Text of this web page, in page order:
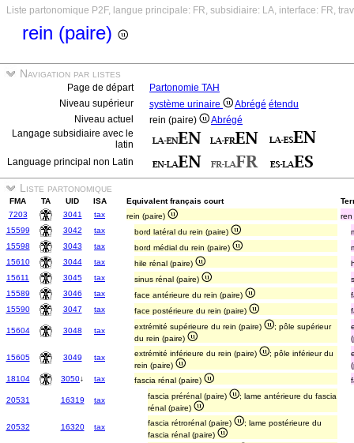
Liste partonomique P2F, langue principale: FR, subsidiaire: LA, interface: FR,
rein (paire)
Navigation par listes
Page de départ
Partonomie TAH
Niveau supérieur
système urinaire Abrégé étendu
Niveau actuel
rein (paire)
Abrégé
Langage subsidiaire avec le
latin
Language principal non Latin
Liste partonomique
FMA TA UID ISA Equivalent français court
7203
3041 tax rein (paire)
15599
3042 tax bord latéral du rein (paire)
15598
3043 tax bord médial du rein (paire)
15610
3044 tax hile rénal (paire)
15611
3045 tax sinus rénal (paire)
15589
3046 tax face antérieure du rein (paire)
15590
3047 tax face postérieure du rein (paire)
15604 3048 tax extrémité supérieure du rein (paire)
; pôle supérieur
du rein (paire)
15605 3049 tax extrémité inférieure du rein (paire)
; pôle inférieur du
rein (paire)
18104
3050↓ tax fascia rénal (paire)
20531 16319 tax fascia prérénal (paire)
; lame antérieure du fascia
rénal (paire)
20532 16320 tax fascia rétrorénal (paire)
; lame postérieure du
fascia rénal (paire)